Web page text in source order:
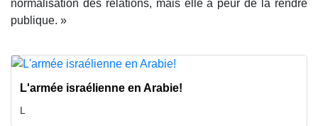
normalisation des relations, mais elle a peur de la rendre
publique. »
L'armée israélienne en Arabie!
L